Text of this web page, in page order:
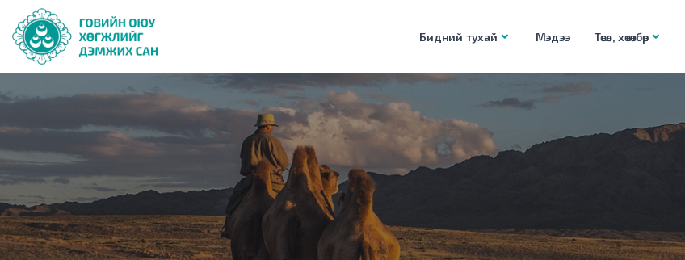
Бидний тухай Мэдээ Төсөл, хөтөлбөр